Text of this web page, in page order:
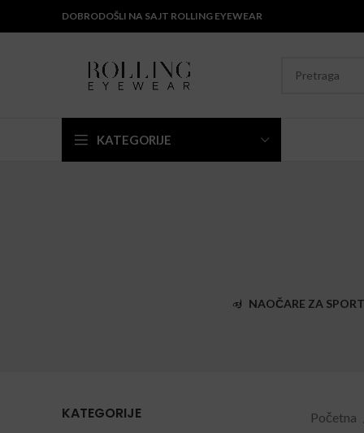
DOBRODOŠLI NA SAJT ROLLING EYEWEAR
KATEGORIJE
NAOČARE ZA
KATEGORIJE Početna